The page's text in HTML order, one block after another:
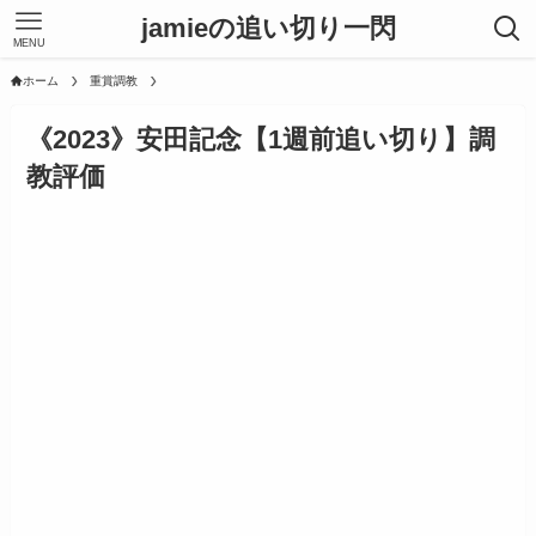
jamieの追い切り一閃
MENU
ホーム 重賞調教
《2023》安田記念【1週前追い切り】調
教評価